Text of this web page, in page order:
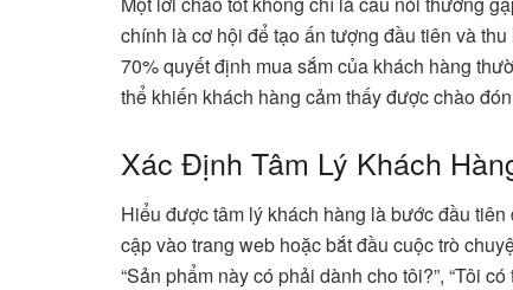
chính là cơ hội để tạo ấn tượng đầu tiên và
70% quyết định mua sắm của khách hàng
thể khiến khách hàng cảm thấy được chào
Xác Định Tâm Lý Khách
Hiểu được tâm lý khách hàng là bước đầu
cập vào trang web hoặc bắt đầu cuộc trò
“Sản phẩm này có phải dành cho tôi?”, “Tôi